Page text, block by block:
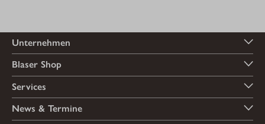
Unternehmen
Blaser Shop
Services
News & Termine